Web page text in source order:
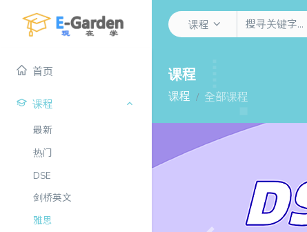
课程
首页
课程
最新
热门
DSE
剑桥英文
雅思
课程
课程 全部课程